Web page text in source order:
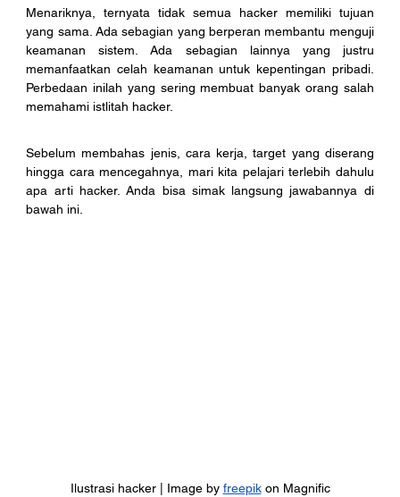
Menariknya, ternyata tidak semua hacker memiliki tujuan
yang sama. Ada sebagian yang berperan membantu menguji
keamanan sistem. Ada sebagian lainnya yang justru
memanfaatkan celah keamanan untuk kepentingan pribadi.
Perbedaan inilah yang sering membuat banyak orang salah
memahami istlitah hacker.
Sebelum membahas jenis, cara kerja, target yang diserang
hingga cara mencegahnya, mari kita pelajari terlebih dahulu
apa arti hacker. Anda bisa simak langsung jawabannya di
bawah ini.
Ilustrasi hacker | Image by freepik on Magnific